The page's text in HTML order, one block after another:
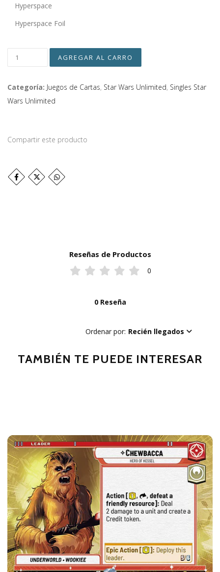
Hyperspace
Hyperspace Foil
Categoría: Juegos de Cartas, Star Wars Unlimited, Singles Star
Wars Unlimited
Compartir este producto
Reseñas de Productos
0
0 Reseña
Ordenar por: Recién llegados
TAMBIÉN TE PUEDE INTERESAR